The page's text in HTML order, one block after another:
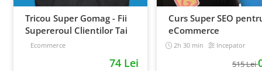
Tricou Super Gomag - Fii
Supereroul Clientilor Tai
Ecommerce
74 Lei
Curs Super SEO
eCommerce
2h 30 min Incepator
515 Lei